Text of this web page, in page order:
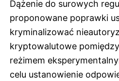
Dążenie do surowych
proponowane poprawki
kryminalizować
kryptowalutowe
reżimem
celu ustanowienie